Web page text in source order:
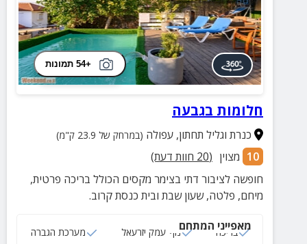
+54 תמונות
חלומות בגבעה
כנרת וגליל תחתון,עפולה (במרחק של 23.9 ק"מ)
10 מצוין (
20 חוות דעת)
חופשה לציבור דתי בצימר מקסים הכולל בריכה פרטית,
מיחם, פלטה, שעון שבת ובית כנסת קרוב.
מאפייני המתחם
בריכה נוף עמק יזרעאל מערכת הגברה